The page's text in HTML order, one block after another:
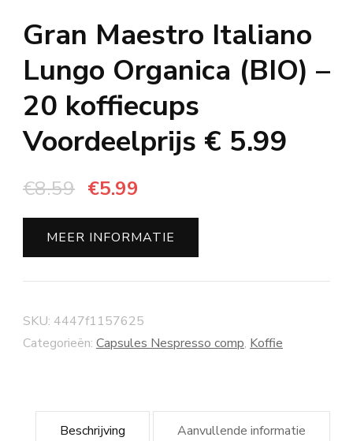
Gran Maestro Italiano
Lungo Organica (BIO) –
20 koffiecups
Voordeelprijs € 5.99
€8.59 Oorspronkelijke
prijs
was:
€8.59.
€5.99
prijs
is:
€5.99.
MEER INFORMATIE
SKU: 4447f1157625
Categorieën: Capsules Nespresso comp, Koffie
Beschrijving Aanvullende informatie